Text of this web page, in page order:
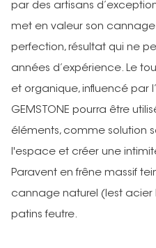
par des artisans
met en valeur son
perfection, résultat qui ne
années d’expérience. Le
et organique, influencé par
GEMSTONE pourra être
éléments, comme solution
l'espace et créer une
Paravent en frêne massif
cannage naturel (lest acier
patins feutre.